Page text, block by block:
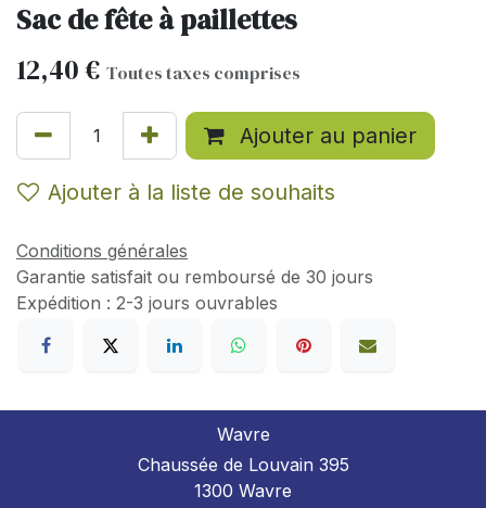
Sac de fête à paillettes
12,40€ Toutes taxes comprises
Ajouter au panier
Ajouter à la liste de souhaits
Conditions générales
Garantie satisfait ou remboursé de 30 jours
Expédition : 2-3 jours ouvrables
Wavre
Chaussée de Louvain 395
1300 Wavre